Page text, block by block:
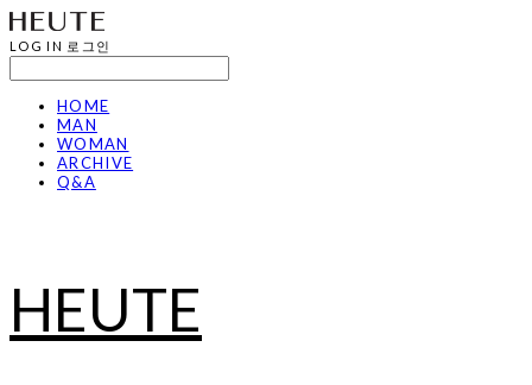
LOG IN 로그인
HOME
MAN
WOMAN
ARCHIVE
Q&A
HEUTE